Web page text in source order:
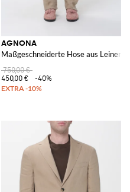
AGNONA
Maßgeschneiderte Hose aus
750,00 €
450,00 €
-40%